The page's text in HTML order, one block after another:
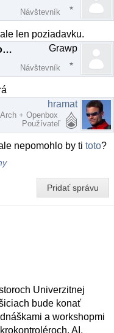
Návštevník
len poziadavku.
Re: Ako "rozdvojit" zvukovku?
Grawp
Návštevník
hramat
Arch + Openbox
Používateľ
nepomohlo by titoto?
Pridať správu
Univerzitnej
bude konať
a workshopmi
AI,